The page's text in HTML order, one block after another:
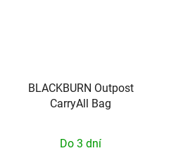
BLACKBURN Outpost
CarryAll Bag
Do 3 dní